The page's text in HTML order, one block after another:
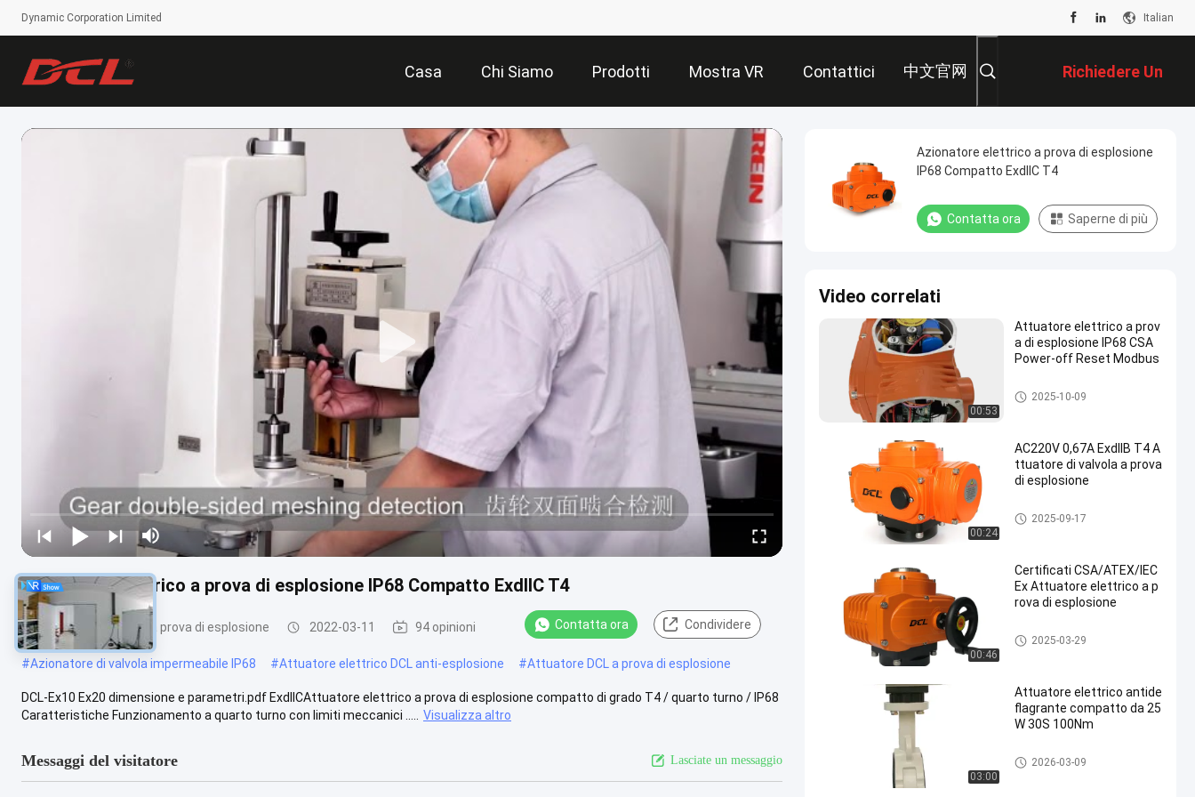
Dynamic Corporation Limited Italian
Casa Chi Siamo Prodotti Mostra VR Contattici 中文官网 Richiedere Un
Preventivo
Azionatore elettrico a prova di esplosione IP68 Compatto ExdIIC T4
Attuatore elettrico a prova di esplosione 2022-03-11 94 opinioni Contatta ora Condividere
#Azionatore di valvola impermeabile IP68 #Attuatore elettrico DCL anti-esplosione #Attuatore DCL a prova di esplosione
DCL-Ex10 Ex20 dimensione e parametri.pdf ExdIICAttuatore elettrico a prova di esplosione compatto di grado T4 / quarto turno / IP68
Caratteristiche Funzionamento a quarto turno con limiti meccanici .....
Visualizza altro
Messaggi del visitatore Lasciate un messaggio
Azionatore elettrico a prova di esplosione
IP68 Compatto ExdIIC T4
Contatta ora Saperne di più
Video correlati
00:53
Attuatore elettrico a prov
a di esplosione IP68 CSA
Power-off Reset Modbus
Attuatore elettrico a prova di e
splosione
2025-10-09
00:24
AC220V 0,67A ExdIIB T4 A
ttuatore di valvola a prova
di esplosione
Attuatore compatto
2025-09-17
00:46
Certificati CSA/ATEX/IEC
Ex Attuatore elettrico a p
rova di esplosione
Attuatore elettrico a prova di e
splosione
2025-03-29
03:00
Attuatore elettrico antide
flagrante compatto da 25
W 30S 100Nm
Attuatore elettrico intelligente
2026-03-09